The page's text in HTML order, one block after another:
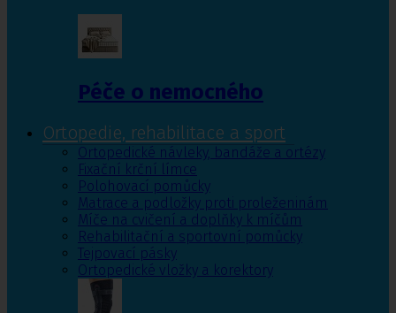
Péče o nemocného
Ortopedie, rehabilitace a sport
Ortopedické návleky, bandáže a ortézy
Fixační krční límce
Polohovací pomůcky
Matrace a podložky proti proleženinám
Míče na cvičení a doplňky k míčům
Rehabilitační a sportovní pomůcky
Tejpovací pásky
Ortopedické vložky a korektory